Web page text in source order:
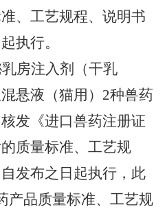
、 工艺规程、 说明书
执行。
房注入剂（干乳
悬液（猫用） 2种兽药
核发《进口兽药注册证
质量标准、工艺规
自发布之日起执行， 此
产品质量标准、工艺规